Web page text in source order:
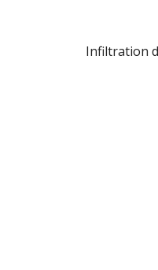
Infiltration